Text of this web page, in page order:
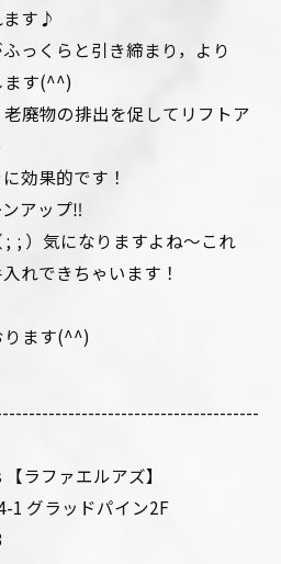
ます♪
っくらと引き締まり，より
ます(^^)
廃物の排出を促してリフトア
効果的です！
アップ‼︎
; ）気になりますよね〜これ
れできちゃいます！
ります(^^)
ラファエルアズ】
1 グラッドパイン2F